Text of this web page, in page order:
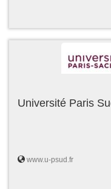
Université Paris
www.u-psud.fr